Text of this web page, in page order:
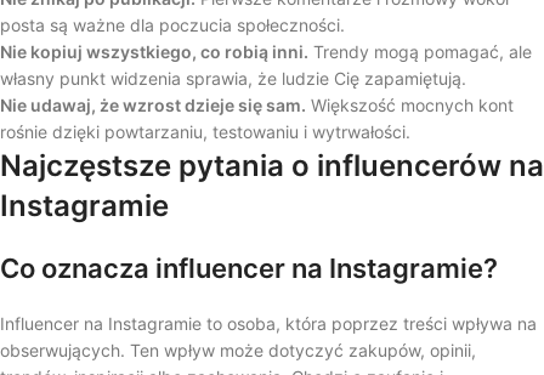
posta są ważne dla poczucia społeczności.
Nie kopiuj wszystkiego, co robią inni. Trendy mogą pomagać, ale
własny punkt widzenia sprawia, że ludzie Cię zapamiętują.
Nie udawaj, że wzrost dzieje się sam. Większość mocnych kont
rośnie dzięki powtarzaniu, testowaniu i wytrwałości.
Najczęstsze pytania o influencerów na
Instagramie
Co oznacza influencer na Instagramie?
Influencer na Instagramie to osoba, która poprzez treści wpływa na
obserwujących. Ten wpływ może dotyczyć zakupów, opinii,